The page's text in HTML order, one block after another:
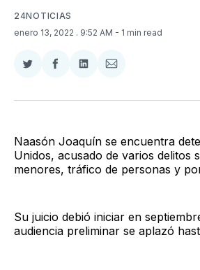
24NOTICIAS
enero 13, 2022 . 9:52 AM - 1 min read
Compartir
Twitter
Compartir
Facebook
Compartir
LinkedIn
Compartir
Email
Naasón Joaquín se encuentra
Unidos, acusado de varios delitos
menores, tráfico de personas y
Su juicio debió iniciar en
audiencia preliminar se aplazó